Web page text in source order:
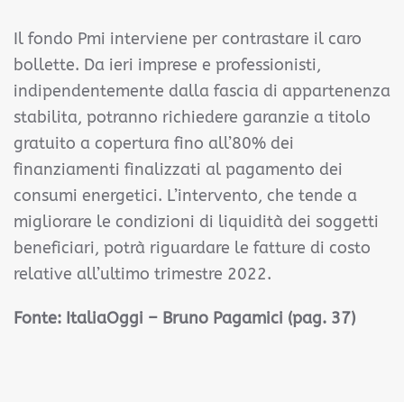
Il fondo Pmi interviene per contrastare il caro
bollette. Da ieri imprese e professionisti,
indipendentemente dalla fascia di appartenenza
stabilita, potranno richiedere garanzie a titolo
gratuito a copertura fino all’80% dei
finanziamenti finalizzati al pagamento dei
consumi energetici. L’intervento, che tende a
migliorare le condizioni di liquidità dei soggetti
beneficiari, potrà riguardare le fatture di costo
relative all’ultimo trimestre 2022.
Fonte: ItaliaOggi – Bruno Pagamici (pag. 37)